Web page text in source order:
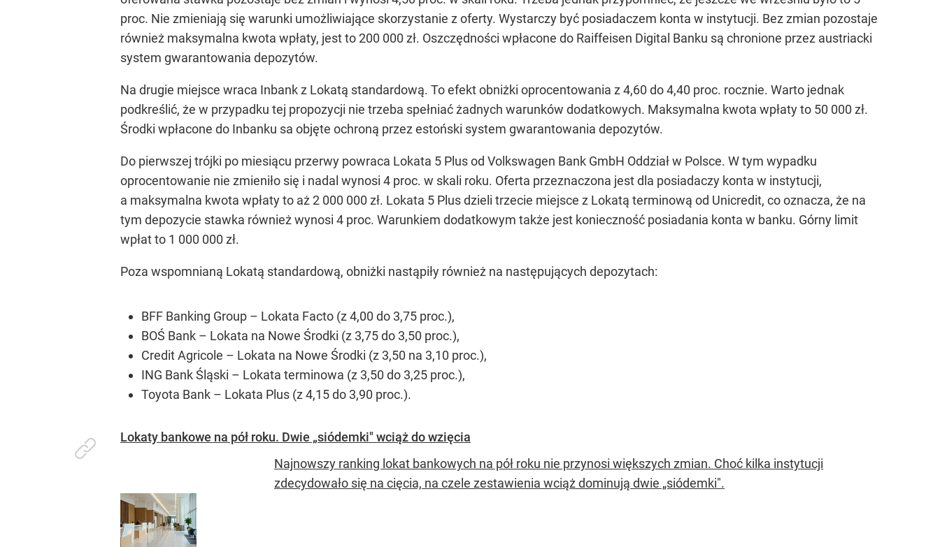
proc. Nie zmieniają się warunki umożliwiające skorzystanie z oferty. Wystarczy być posiadaczem konta w instytucji. Bez zmian pozostaje
również maksymalna kwota wpłaty, jest to 200 000 zł. Oszczędności wpłacone do Raiffeisen Digital Banku są chronione przez austriacki
system gwarantowania depozytów.
Na drugie miejsce wraca Inbank z Lokatą standardową. To efekt obniżki oprocentowania z 4,60 do 4,40 proc. rocznie. Warto jednak
podkreślić, że w przypadku tej propozycji nie trzeba spełniać żadnych warunków dodatkowych. Maksymalna kwota wpłaty to 50 000 zł.
Środki wpłacone do Inbanku sa objęte ochroną przez estoński system gwarantowania depozytów.
Do pierwszej trójki po miesiącu przerwy powraca Lokata 5 Plus od Volkswagen Bank GmbH Oddział w Polsce. W tym wypadku
oprocentowanie nie zmieniło się i nadal wynosi 4 proc. w skali roku. Oferta przeznaczona jest dla posiadaczy konta w instytucji,
a maksymalna kwota wpłaty to aż 2 000 000 zł. Lokata 5 Plus dzieli trzecie miejsce z Lokatą terminową od Unicredit, co oznacza, że na
tym depozycie stawka również wynosi 4 proc. Warunkiem dodatkowym także jest konieczność posiadania konta w banku. Górny limit
wpłat to 1 000 000 zł.
Poza wspomnianą Lokatą standardową, obniżki nastąpiły również na następujących depozytach:
BFF Banking Group – Lokata Facto (z 4,00 do 3,75 proc.),
BOŚ Bank – Lokata na Nowe Środki (z 3,75 do 3,50 proc.),
Credit Agricole – Lokata na Nowe Środki (z 3,50 na 3,10 proc.),
ING Bank Śląski – Lokata terminowa (z 3,50 do 3,25 proc.),
Toyota Bank – Lokata Plus (z 4,15 do 3,90 proc.).
Lokaty bankowe na pół roku. Dwie „siódemki" wciąż do wzięcia
Najnowszy ranking lokat bankowych na pół roku nie przynosi większych zmian. Choć kilka instytucji
zdecydowało się na cięcia, na czele zestawienia wciąż dominują dwie „siódemki".